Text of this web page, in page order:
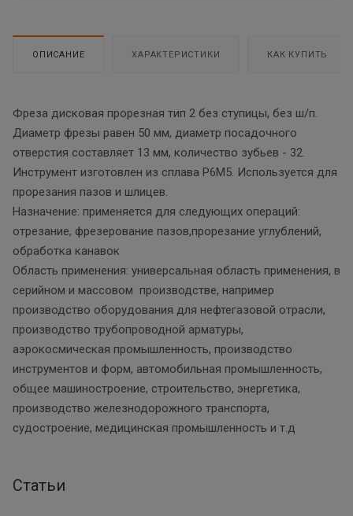
ОПИСАНИЕ ХАРАКТЕРИСТИКИ КАК КУПИТЬ
Фреза дисковая прорезная тип 2 без ступицы, без ш/п.
Диаметр фрезы равен 50 мм, диаметр посадочного
отверстия составляет 13 мм, количество зубьев - 32.
Инструмент изготовлен из сплава Р6М5. Используется для
прорезания пазов и шлицев.
Назначение: применяется для следующих операций:
отрезание, фрезерование пазов,прорезание углублений,
обработка канавок
Область применения: универсальная область применения, в
серийном и массовом производстве, например
производство оборудования для нефтегазовой отрасли,
производство трубопроводной арматуры,
аэрокосмическая промышленность, производство
инструментов и форм, автомобильная промышленность,
общее машиностроение, строительство, энергетика,
производство железнодорожного транспорта,
судостроение, медицинская промышленность и т.д
Статьи